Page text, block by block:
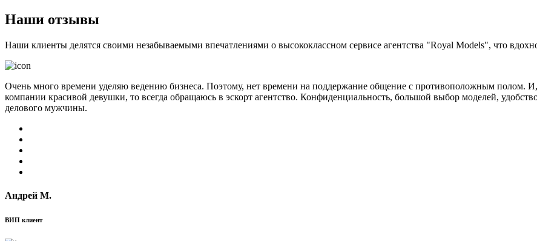
Наши отзывы
Наши клиенты делятся своими незабываемыми впечатлениями о высококлассном сервисе агентства "Royal Models", что
Очень много времени уделяю ведению бизнеса. Поэтому, нет времени на поддержание общение с противоположным полом. И,
компании красивой девушки, то всегда обращаюсь в эскорт агентство. Конфиденциальность, большой выбор моделей,
делового мужчины.
Андрей М.
ВИП клиент